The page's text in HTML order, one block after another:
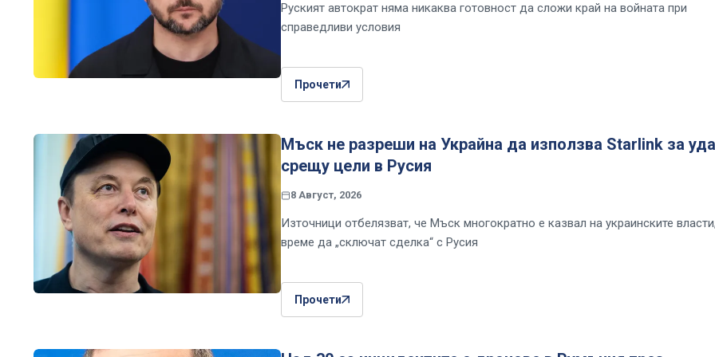
Руският автократ няма никаква готовност да сложи край на войната при
справедливи условия
Прочети
Мъск не разреши на Украйна да използва Starlink за
срещу цели в Русия
8 Август, 2026
Източници отбелязват, че Мъск многократно е казвал на украинските
време да „сключат сделка“ с Русия
Прочети